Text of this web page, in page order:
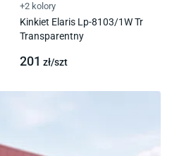
+2 kolory
Kinkiet Elaris Lp-8103/1W Tr
Transparentny
201 zł/szt